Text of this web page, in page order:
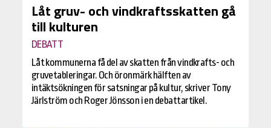
Låt gruv- och vindkraftsskatten gå
till kulturen
DEBATT
Låt kommunerna få del av skatten från vindkrafts- och
gruvetableringar. Och öronmärk hälften av
intäktsökningen för satsningar på kultur, skriver Tony
Järlström och Roger Jönsson i en debattartikel.